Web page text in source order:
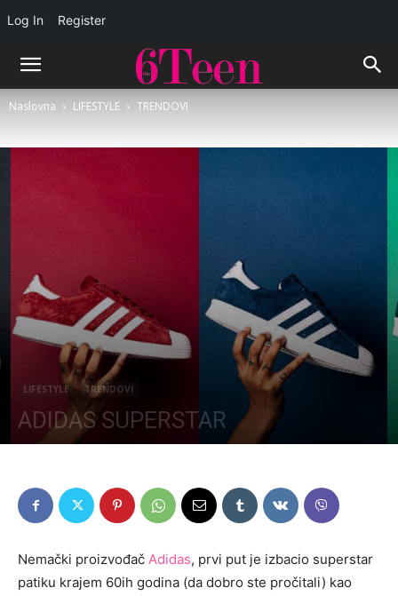
Naslovna LIFESTYLE TRENDOVI
LIFESTYLE TRENDOVI
ADIDAS SUPERSTAR
Nemački proizvođač Adidas, prvi put je izbacio superstar
patiku krajem 60ih godina (da dobro ste pročitali) kao
Log In Register